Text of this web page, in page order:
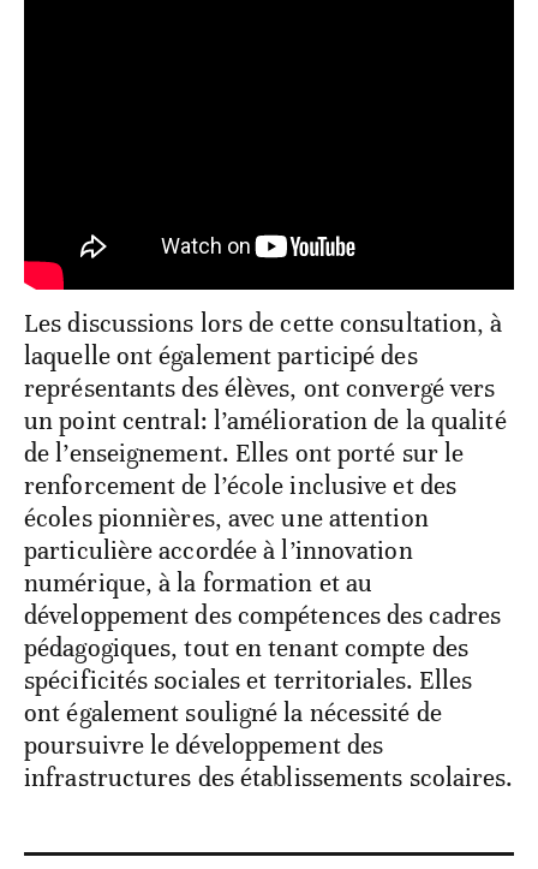
Les discussions lors de cette consultation, à
laquelle ont également participé des
représentants des élèves, ont convergé vers
un point central: l’amélioration de la qualité
de l’enseignement. Elles ont porté sur le
renforcement de l’école inclusive et des
écoles pionnières, avec une attention
particulière accordée à l’innovation
numérique, à la formation et au
développement des compétences des cadres
pédagogiques, tout en tenant compte des
spécificités sociales et territoriales. Elles
ont également souligné la nécessité de
poursuivre le développement des
infrastructures des établissements scolaires.